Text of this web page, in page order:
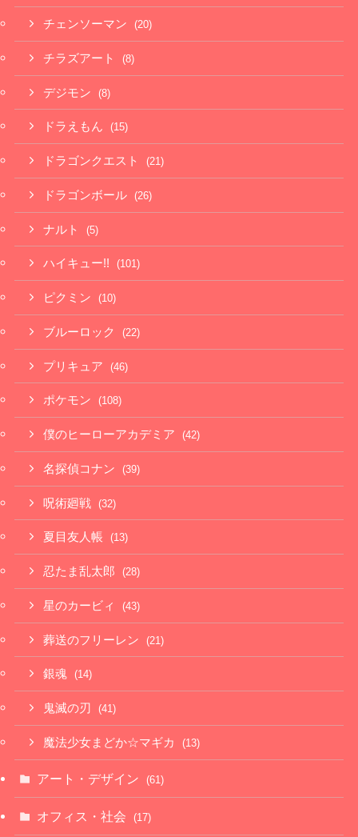
チェンソーマン (20)
チラズアート (8)
デジモン (8)
ドラえもん (15)
ドラゴンクエスト (21)
ドラゴンボール (26)
ナルト (5)
ハイキュー!! (101)
ピクミン (10)
ブルーロック (22)
プリキュア (46)
ポケモン (108)
僕のヒーローアカデミア (42)
名探偵コナン (39)
呪術廻戦 (32)
夏目友人帳 (13)
忍たま乱太郎 (28)
星のカービィ (43)
葬送のフリーレン (21)
銀魂 (14)
鬼滅の刃 (41)
魔法少女まどか☆マギカ (13)
アート・デザイン (61)
オフィス・社会 (17)